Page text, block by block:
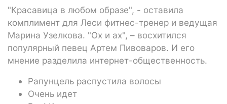
"Красавица в любом образе", - оставила
комплимент для Леси фитнес-тренер и ведущая
Марина Узелкова. "Ох и ах", – восхитился
популярный певец Артем Пивоваров. И его
мнение разделила интернет-общественность.
Рапунцель распустила волосы
Очень идет